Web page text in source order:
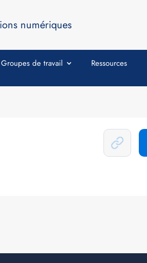
numériques
Groupes de travail
Ressources